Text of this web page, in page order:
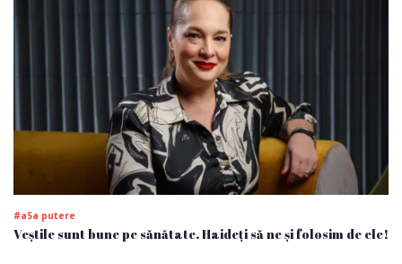
#a5a putere
Veștile sunt bune pe sănătate. Haideți să ne și folosim de ele!